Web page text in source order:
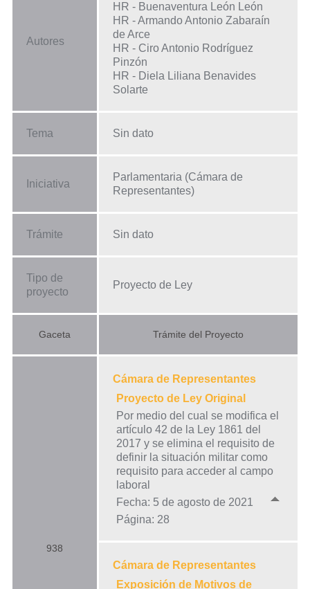
Autores
HR - Buenaventura León León
HR - Armando Antonio Zabaraín
de Arce
HR - Ciro Antonio Rodríguez
Pinzón
HR - Diela Liliana Benavides
Solarte
Tema Sin dato
Iniciativa
Parlamentaria (Cámara de
Representantes)
Trámite Sin dato
Tipo de
proyecto
Proyecto de Ley
Gaceta Trámite del Proyecto
938
Cámara de Representantes
Proyecto de Ley Original
Por medio del cual se modifica el
artículo 42 de la Ley 1861 del
2017 y se elimina el requisito de
definir la situación militar como
requisito para acceder al campo
laboral
Fecha: 5 de agosto de 2021
Página: 28
Cámara de Representantes
Exposición de Motivos de